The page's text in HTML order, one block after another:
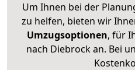
Um Ihnen bei der
zu helfen, bieten wir
Umzugsoptionen, für
nach Diebrock an. Bei